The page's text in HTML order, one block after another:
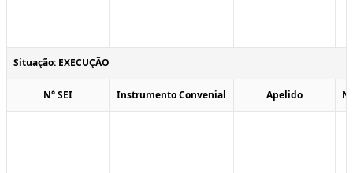
Situação: EXECUÇÃO
N° SEI Instrumento Convenial Apelido